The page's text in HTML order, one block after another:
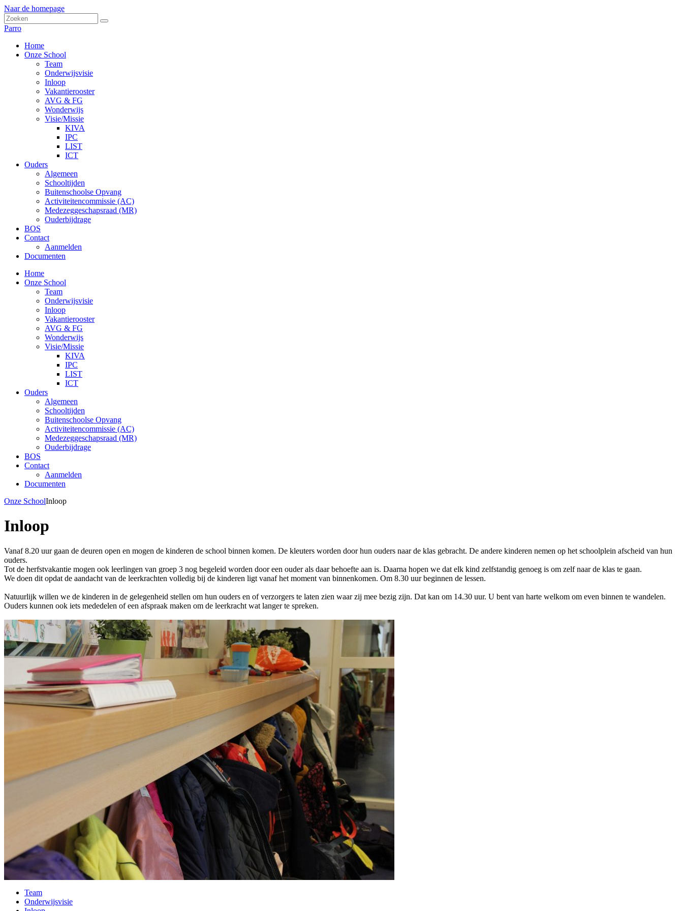
Naar de homepage
Parro
Home
Onze School
Team
Onderwijsvisie
Inloop
Vakantierooster
AVG & FG
Wonderwijs
Visie/Missie
KIVA
IPC
LIST
ICT
Ouders
Algemeen
Schooltijden
Buitenschoolse Opvang
Activiteitencommissie (AC)
Medezeggeschapsraad (MR)
Ouderbijdrage
BOS
Contact
Aanmelden
Documenten
Home
Onze School
Team
Onderwijsvisie
Inloop
Vakantierooster
AVG & FG
Wonderwijs
Visie/Missie
KIVA
IPC
LIST
ICT
Ouders
Algemeen
Schooltijden
Buitenschoolse Opvang
Activiteitencommissie (AC)
Medezeggeschapsraad (MR)
Ouderbijdrage
BOS
Contact
Aanmelden
Documenten
Onze SchoolInloop
Inloop
Vanaf 8.20 uur gaan de deuren open en mogen de kinderen de school binnen komen. De kleuters worden door hun ouders naar de klas gebracht. De andere kinderen nemen op het schoolplein afscheid van hun
ouders.
Tot de herfstvakantie mogen ook leerlingen van groep 3 nog begeleid worden door een ouder als daar behoefte aan is. Daarna hopen we dat elk kind zelfstandig genoeg is om zelf naar de klas te gaan.
We doen dit opdat de aandacht van de leerkrachten volledig bij de kinderen ligt vanaf het moment van binnenkomen. Om 8.30 uur beginnen de lessen.
Natuurlijk willen we de kinderen in de gelegenheid stellen om hun ouders en of verzorgers te laten zien waar zij mee bezig zijn. Dat kan om 14.30 uur. U bent van harte welkom om even binnen te wandelen.
Ouders kunnen ook iets mededelen of een afspraak maken om de leerkracht wat langer te spreken.
Team
Onderwijsvisie